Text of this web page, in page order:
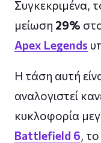
Συγκεκριμένα,
μείωση 29%
Apex Legends
Η τάση αυτή
αναλογιστεί
κυκλοφορία
Battlefield 6,